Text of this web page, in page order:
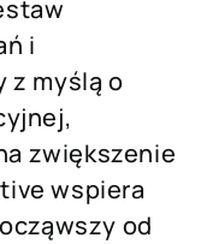
i
z myślą o
zwiększenie
wspiera
od